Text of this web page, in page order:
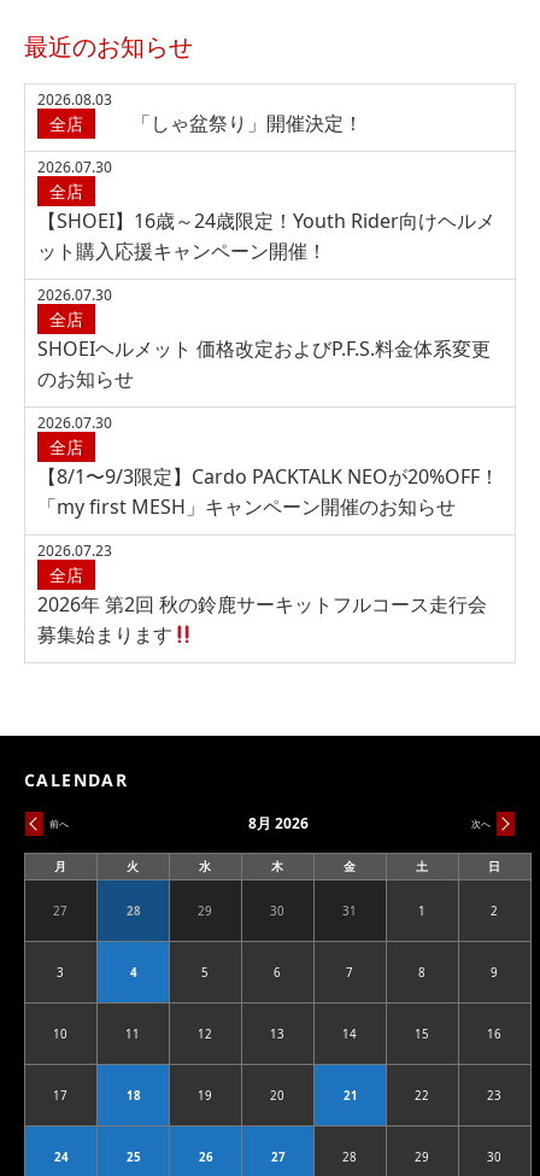
最近のお知らせ
2026.08.03
全店 「しゃ盆祭り」開催決定！
2026.07.30
全店
【SHOEI】16歳～24歳限定！Youth Rider向けヘルメ
ット購入応援キャンペーン開催！
2026.07.30
全店
SHOEIヘルメット 価格改定およびP.F.S.料金体系変更
のお知らせ
2026.07.30
全店
【8/1〜9/3限定】Cardo PACKTALK NEOが20%OFF！
「my first MESH」キャンペーン開催のお知らせ
2026.07.23
全店
2026年 第2回 秋の鈴鹿サーキットフルコース走行会
募集始まります
CALENDAR
前へ 次へ
8月 2026
月
曜
火
曜
水
曜
木
曜
金
曜
土
曜
日
曜
272026.07.27 282026.07.28 292026.07.29 302026.07.30 312026.07.31 12026.08.01 2
32026.08.03 42026.08.04 52026.08.05 62026.08.06 72026.08.07 82026.08.08 9
102026.08.10 112026.08.11 122026.08.12 132026.08.13 142026.08.14 152026.08.15 16
172026.08.17 182026.08.18 192026.08.19 202026.08.20 212026.08.21 222026.08.22 23
242026.08.24 252026.08.25 262026.08.26 272026.08.27 282026.08.28 292026.08.29 30